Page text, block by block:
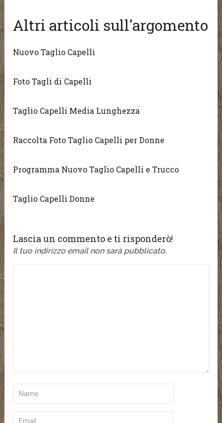
Altri articoli sull'argomento
Nuovo Taglio Capelli
Foto Tagli di Capelli
Taglio Capelli Media Lunghezza
Raccolta Foto Taglio Capelli per Donne
Programma Nuovo Taglio Capelli e Trucco
Taglio Capelli Donne
Lascia un commento e ti risponderò!
Il tuo indirizzo email non sarà pubblicato.